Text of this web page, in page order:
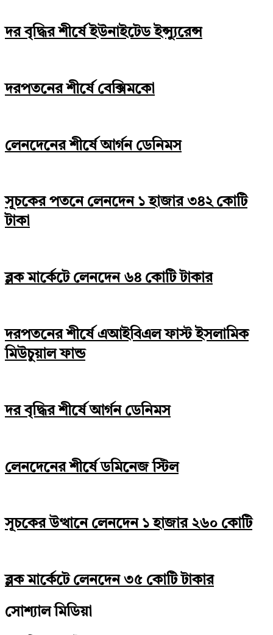
দর বৃদ্ধির শীর্ষে ইউনাইটেড ইন্স্যুরেন্স
দরপতনের শীর্ষে বেক্সিমকো
লেনদেনের শীর্ষে আর্গন ডেনিমস
সূচকের পতনে লেনদেন ১ হাজার ৩৪২ কোটি
টাকা
ব্লক মার্কেটে লেনদেন ৬৪ কোটি টাকার
দরপতনের শীর্ষে এআইবিএল ফাস্ট ইসলামিক
মিউচুয়াল ফান্ড
দর বৃদ্ধির শীর্ষে আর্গন ডেনিমস
লেনদেনের শীর্ষে ডমিনেজ স্টিল
সূচকের উত্থানে লেনদেন ১ হাজার ২৬০ কোটি
ব্লক মার্কেটে লেনদেন ৩৫ কোটি টাকার
সোশ্যাল মিডিয়া